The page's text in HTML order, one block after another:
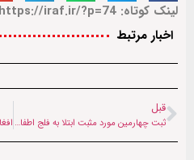
لینک کوتاه: https://iraf.ir/?p=74
اخبار مرتبط
قبل
ثبت چهارمین مورد مثبت ابتلا به فلج اطفال در افغانستان